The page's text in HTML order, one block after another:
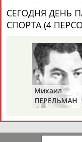
АБДУЛДАУДОВ
24 персон из 13181
СЕГОДНЯ ДЕНЬ
СПОРТА (4
Михаил
ПЕРЕЛЬМАН
(ПЕРЛЬМАН)